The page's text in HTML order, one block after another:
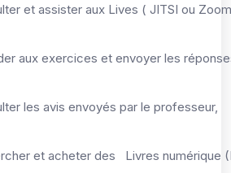
et assister aux Lives ( JITSI ou
aux exercices et envoyer les
les avis envoyés par le professeur,
et acheter des Livres numérique